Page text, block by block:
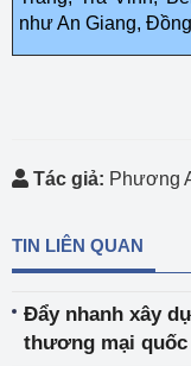
như An Giang,
Tác giả: Phương
TIN LIÊN QUAN
Đẩy nhanh xây
thương mại